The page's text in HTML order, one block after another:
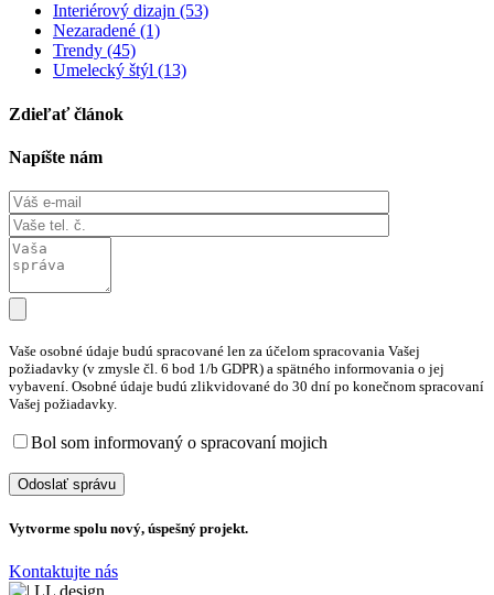
Interiérový dizajn (53)
Nezaradené (1)
Trendy (45)
Umelecký štýl (13)
Zdieľať článok
Napíšte nám
Vaše osobné údaje budú spracované len za účelom spracovania Vašej
požiadavky (v zmysle čl. 6 bod 1/b GDPR) a spätného informovania o jej
vybavení. Osobné údaje budú zlikvidované do 30 dní po konečnom spracovaní
Vašej požiadavky.
Bol som informovaný o spracovaní mojich
Vytvorme spolu nový, úspešný projekt.
Kontaktujte nás